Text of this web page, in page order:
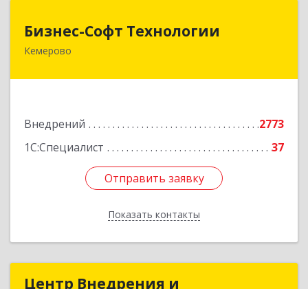
Бизнес-Софт Технологии
Кемерово
Внедрений
2773
1С:Специалист
37
Отправить заявку
Показать контакты
Бизнес-Софт Технологии
650992, Кемеровская область - Кузбасс обл,
Отправить заявку
Назад
Центр Внедрения иЦентр Внедрения и